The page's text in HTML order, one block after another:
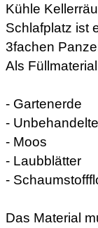
Kühle
Schlafplatz ist
3fachen
Als
- Gartenerde
-
- Moos
- Laubblätter
-
Das Material